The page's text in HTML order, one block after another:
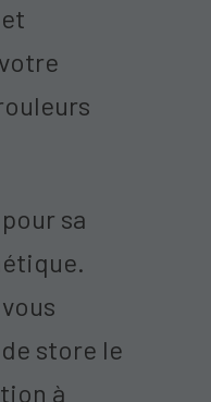
sa
store le
à